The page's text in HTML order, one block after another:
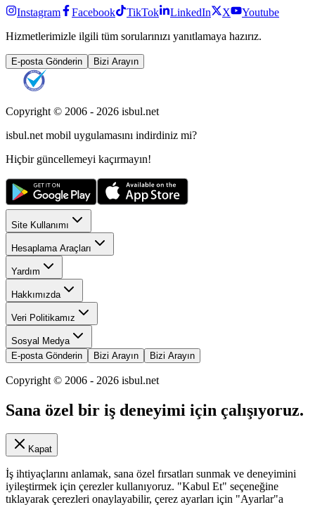
Instagram Facebook TikTok LinkedIn X
Youtube
Hizmetlerimizle ilgili tüm sorularınızı yanıtlamaya hazırız.
E-posta Gönderin Bizi Arayın
Copyright © 2006 - 2026 isbul.net
isbul.net mobil uygulamasını indirdiniz mi?
Hiçbir güncellemeyi kaçırmayın!
Site Kullanımı
Hesaplama Araçları
Yardım
Hakkımızda
Veri Politikamız
Sosyal Medya
E-posta Gönderin
Bizi Arayın Bizi Arayın
Copyright © 2006 - 2026 isbul.net
Sana özel bir iş deneyimi için çalışıyoruz.
Kapat
İş ihtiyaçlarını anlamak, sana özel fırsatları sunmak ve deneyimini
iyileştirmek için çerezler kullanıyoruz. "Kabul Et" seçeneğine
tıklayarak çerezleri onaylayabilir, çerez ayarları için "Ayarlar"a